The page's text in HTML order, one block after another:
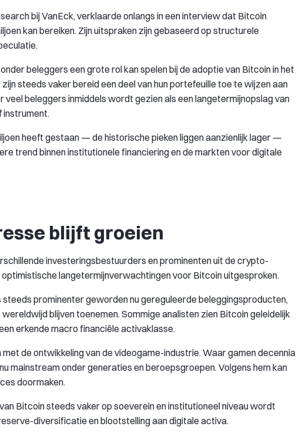
bij VanEck, verklaarde onlangs in een interview dat Bitcoin
kan bereiken. Zijn uitspraken zijn gebaseerd op structurele
beleggers een grote rol kan spelen bij de adoptie van Bitcoin in het
steeds vaker bereid een deel van hun portefeuille toe te wijzen aan
beleggers inmiddels wordt gezien als een langetermijnopslag van
instrument.
heeft gestaan — de historische pieken liggen aanzienlijk lager —
trend binnen institutionele financiering en de markten voor digitale
blijft groeien
investeringsbestuurders en prominenten uit de crypto-
langetermijnverwachtingen voor Bitcoin uitgesproken.
prominenter geworden nu gereguleerde beleggingsproducten,
blijven toenemen. Sommige analisten zien Bitcoin geleidelijk
erkende macro financiële activaklasse.
de ontwikkeling van de videogame-industrie. Waar gamen decennia
mainstream onder generaties en beroepsgroepen. Volgens hem kan
doormaken.
Bitcoin steeds vaker op soeverein en institutioneel niveau wordt
diversificatie en blootstelling aan digitale activa.